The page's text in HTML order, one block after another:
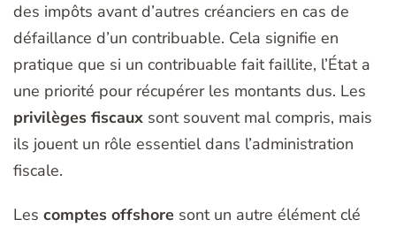
des impôts avant d’autres créanciers en cas de
défaillance d’un contribuable. Cela signifie en
pratique que si un contribuable fait faillite, l’État a
une priorité pour récupérer les montants dus. Les
privilèges fiscaux sont souvent mal compris, mais
ils jouent un rôle essentiel dans l’administration
fiscale.
Les comptes offshore sont un autre élément clé